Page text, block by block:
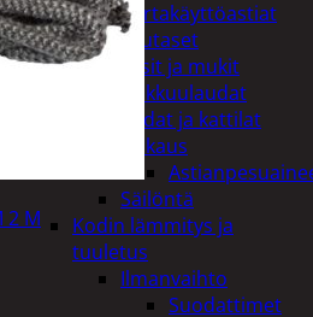
Kertakäyttöastiat
Lautaset
Lasit ja mukit
Leikkuulaudat
Padat ja kattilat
Tiskaus
Säilöntä
Kodin lämmitys ja
tuuletus
Ilmanvaihto
Suodattimet
2 M